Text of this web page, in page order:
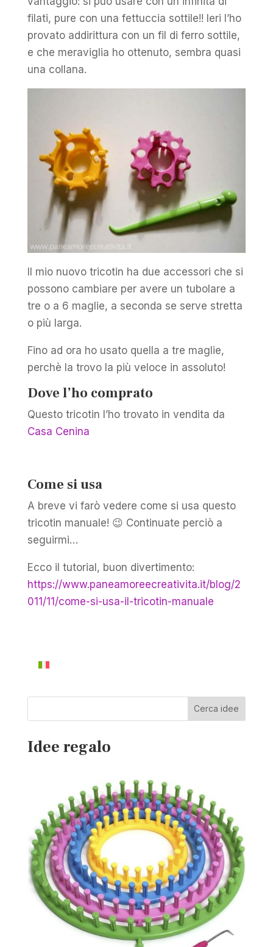
filati, pure con una fettuccia sottile!! Ieri l’ho
provato addirittura con un fil di ferro sottile,
e che meraviglia ho ottenuto, sembra quasi
una collana.
Il mio nuovo tricotin ha due accessori che si
possono cambiare per avere un tubolare a
tre o a 6 maglie, a seconda se serve stretta
o più larga.
Fino ad ora ho usato quella a tre maglie,
perchè la trovo la più veloce in assoluto!
Dove l’ho comprato
Questo tricotin l’ho trovato in vendita da
Casa Cenina
Come si usa
A breve vi farò vedere come si usa questo
tricotin manuale! 😉 Continuate perciò a
seguirmi…
Ecco il tutorial, buon divertimento:
https://www.paneamoreecreativita.it/blog/2
011/11/come-si-usa-il-tricotin-manuale
Cerca idee
Idee regalo